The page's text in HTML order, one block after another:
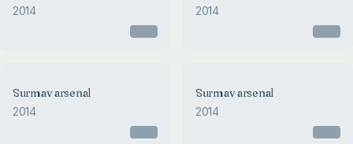
2014 2014
Surmav arsenal
2014
Surmav arsenal
2014